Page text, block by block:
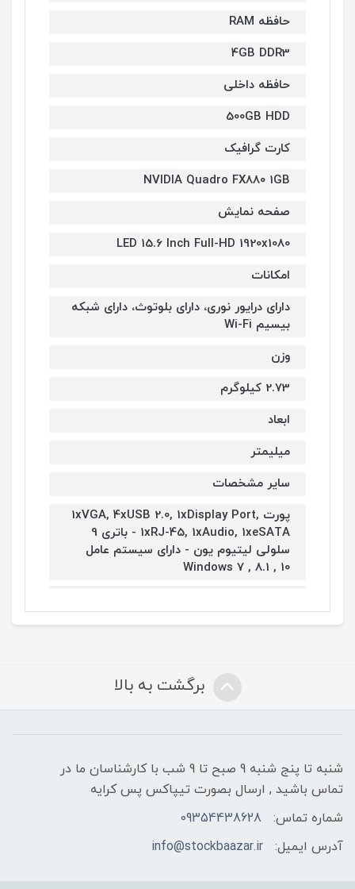
حافظه RAM
4GB DDR3
حافظه داخلی
500GB HDD
کارت گرافیک
NVIDIA Quadro FX880 1GB
صفحه نمایش
LED 15.6 Inch Full-HD 1920x1080
امکانات
دارای درایور نوری، دارای بلوتوث، دارای شبکه
بیسیم Wi-Fi
وزن
2.73 کیلوگرم
ابعاد
میلیمتر
سایر مشخصات
پورت 1xVGA, 4xUSB 2.0, 1xDisplay Port,
1xRJ-45, 1xAudio, 1xeSATA - باتری 9
سلولی لیتیوم یون - دارای سیستم عامل
Windows 7 , 8.1 , 10
برگشت به بالا
شنبه تا پنج شنبه 9 صبح تا 9 شب با کارشناسان ما در
تماس باشید , ارسال بصورت تیپاکس پس کرایه
شماره تماس:
09354438628
آدرس ایمیل:
info@stockbaazar.ir